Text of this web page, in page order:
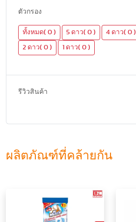
ตัวกรอง
ทั้งหมด( 0 ) 5 ดาว( 0 ) 4 ดาว( 0 )
2 ดาว( 0 ) 1 ดาว( 0 )
รีวิวสินค้า
ผลิตภัณฑ์ที่คล้ายกัน